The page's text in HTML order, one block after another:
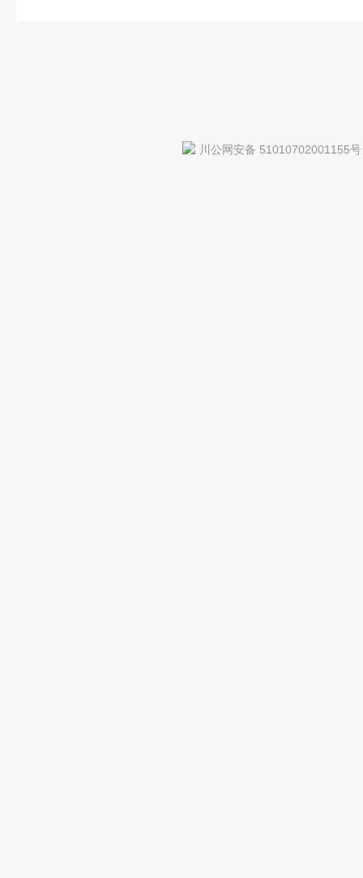
川公网安备 51010702001155号